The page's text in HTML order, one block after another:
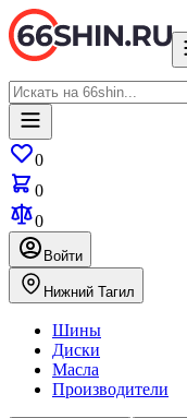
0
0
0
Войти
Нижний Тагил
Шины
Диски
Масла
Производители